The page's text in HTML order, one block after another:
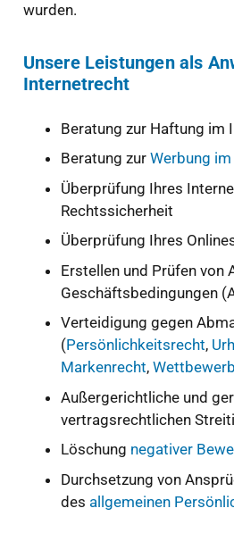
wurden.
Unsere Leistungen als
Internetrecht
Beratung zur Haftung im
Beratung zur Werbung
Überprüfung Ihres
Rechtssicherheit
Überprüfung Ihres
Erstellen und Prüfen von
Geschäftsbedingungen
Verteidigung gegen
(Persönlichkeitsrecht,
Markenrecht,
Außergerichtliche und
vertragsrechtlichen
Löschung negativer
Durchsetzung von
des allgemeinen